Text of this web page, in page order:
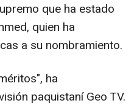
que ha estado
quien ha
a su nombramiento.
ha
paquistaní Geo TV.